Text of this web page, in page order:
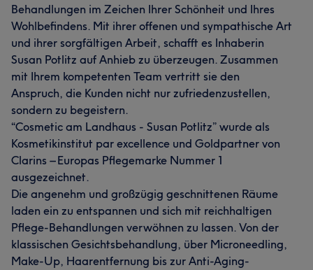
Behandlungen im Zeichen Ihrer Schönheit und Ihres
Wohlbefindens. Mit ihrer offenen und sympathische Art
und ihrer sorgfältigen Arbeit, schafft es Inhaberin
Susan Potlitz auf Anhieb zu überzeugen. Zusammen
mit Ihrem kompetenten Team vertritt sie den
Anspruch, die Kunden nicht nur zufriedenzustellen,
sondern zu begeistern.
“Cosmetic am Landhaus - Susan Potlitz” wurde als
Kosmetikinstitut par excellence und Goldpartner von
Clarins – Europas Pflegemarke Nummer 1
ausgezeichnet.
Die angenehm und großzügig geschnittenen Räume
laden ein zu entspannen und sich mit reichhaltigen
Pflege-Behandlungen verwöhnen zu lassen. Von der
klassischen Gesichtsbehandlung, über Microneedling,
Make-Up, Haarentfernung bis zur Anti-Aging-